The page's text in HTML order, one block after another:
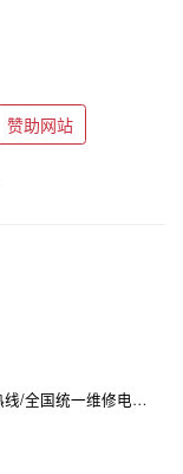
赞助网站
统一维修电话是多少